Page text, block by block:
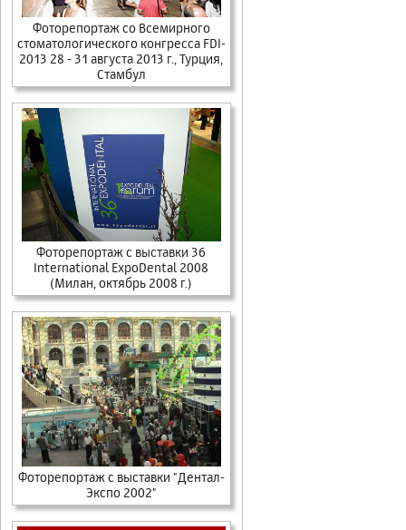
Фоторепортаж cо Всемирного
стоматологического конгресса FDI-
2013 28 - 31 августа 2013 г., Турция,
Стамбул
Фоторепортаж с выставки 36
International ExpoDental 2008
(Милан, октябрь 2008 г.)
Фоторепортаж с выставки "Дентал-
Экспо 2002"